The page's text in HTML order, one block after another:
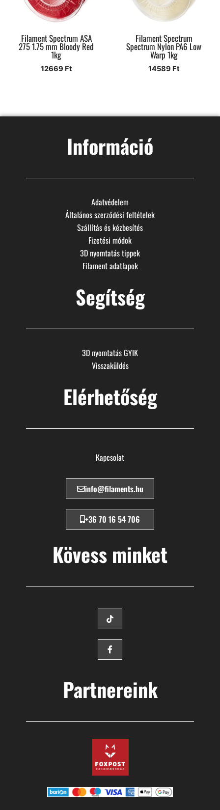
Filament Spectrum ASA
275 1.75 mm Bloody Red
1kg
12669 Ft
Filament Spectrum
Spectrum Nylon PA6 Low
Warp 1kg
14589 Ft
Információ
Adatvédelem
Általános szerződési feltételek
Szállítás és kézbesítés
Fizetési módok
3D nyomtatás tippek
Filament adatlapok
Segítség
3D nyomtatás GYIK
Visszaküldés
Elérhetőség
Kapcsolat
info@filaments.hu
+36 70 16 54 706
Kövess minket
Partnereink